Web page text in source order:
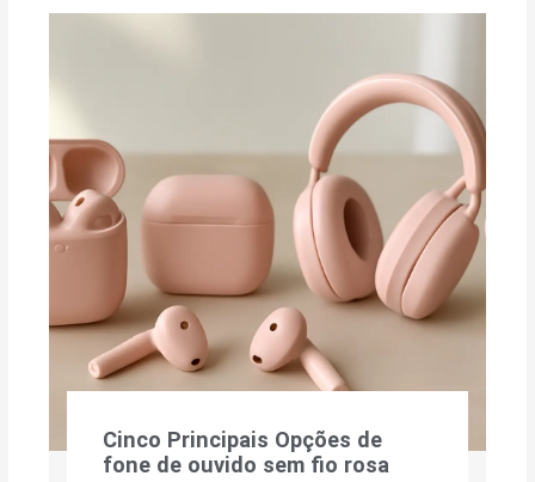
Cinco Principais Opções de
fone de ouvido sem fio rosa